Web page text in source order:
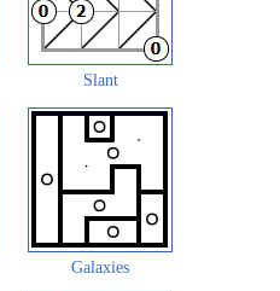
Slant
Galaxies